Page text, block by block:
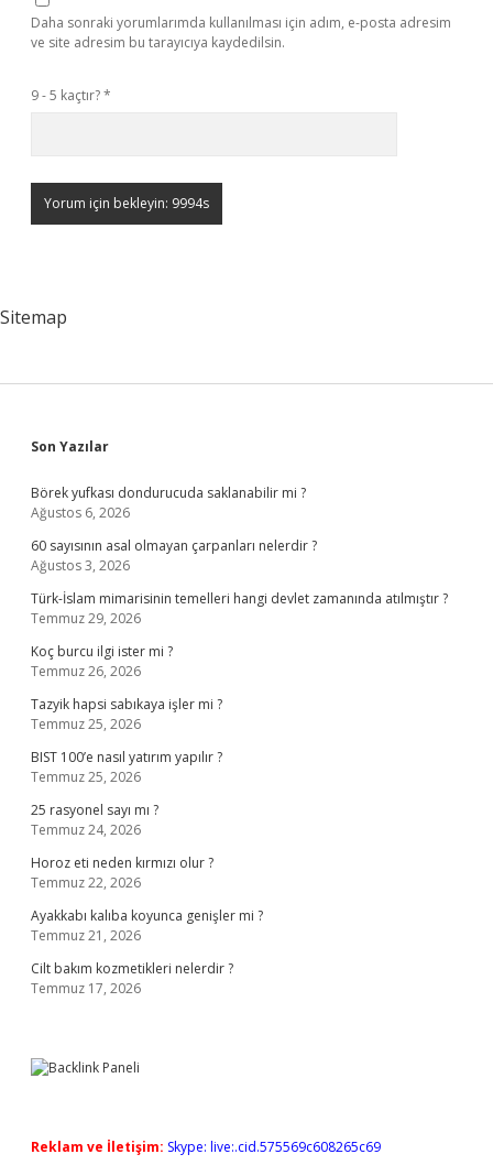
Daha sonraki yorumlarımda kullanılması için adım, e-posta adresim
ve site adresim bu tarayıcıya kaydedilsin.
9 - 5 kaçtır?*
Sitemap
Sidebar
Son Yazılar
Börek yufkası dondurucuda saklanabilir mi ?
Ağustos 6, 2026
60 sayısının asal olmayan çarpanları nelerdir ?
Ağustos 3, 2026
Türk-İslam mimarisinin temelleri hangi devlet zamanında atılmıştır ?
Temmuz 29, 2026
Koç burcu ilgi ister mi ?
Temmuz 26, 2026
Tazyik hapsi sabıkaya işler mi ?
Temmuz 25, 2026
BIST 100’e nasıl yatırım yapılır ?
Temmuz 25, 2026
25 rasyonel sayı mı ?
Temmuz 24, 2026
Horoz eti neden kırmızı olur ?
Temmuz 22, 2026
Ayakkabı kalıba koyunca genişler mi ?
Temmuz 21, 2026
Cilt bakım kozmetikleri nelerdir ?
Temmuz 17, 2026
Reklam ve İletişim: Skype: live:.cid.575569c608265c69